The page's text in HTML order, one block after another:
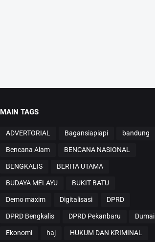
MAIN TAGS
ADVERTORIAL Bagansiapiapi bandung
Bencana Alam BENCANA NASIONAL
BENGKALIS BERITA UTAMA
BUDAYA MELAYU BUKIT BATU
Demo maxim Digitalisasi DPRD
DPRD Bengkalis DPRD Pekanbaru Dumai
Ekonomi haj HUKUM DAN KRIMINAL